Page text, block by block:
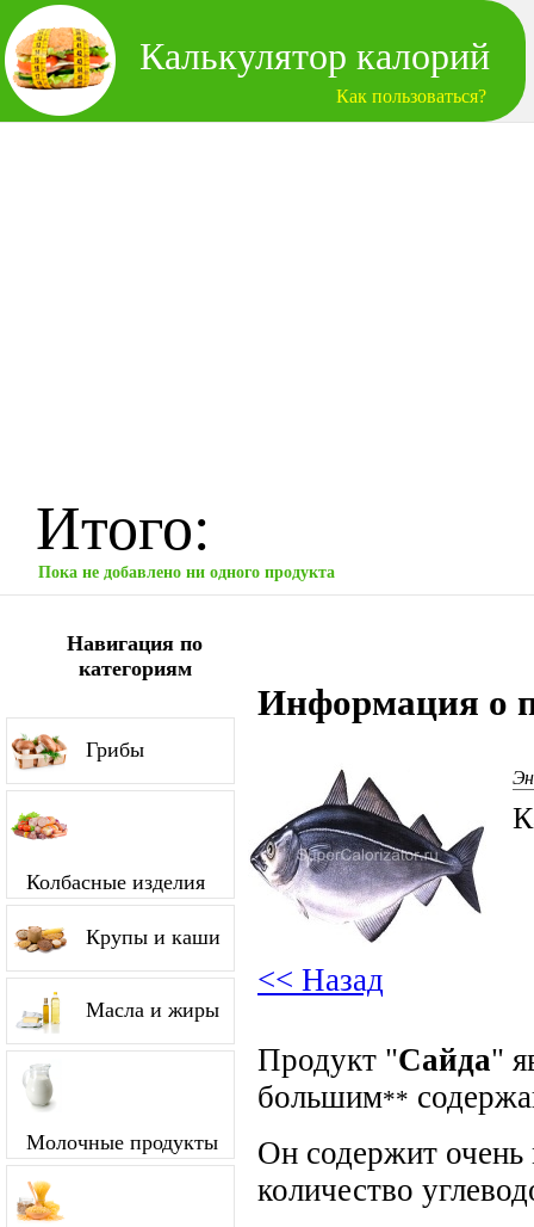
Калькулятор калорий
Как пользоваться?
Итого:
Пока не добавлено ни одного продукта
Навигация по
категориям
Грибы
Колбасные изделия
Крупы и каши
Масла и жиры
Молочные продукты
Информация о
<< Назад
Продукт "Сайда"
большим**
Он содержит очень
количество